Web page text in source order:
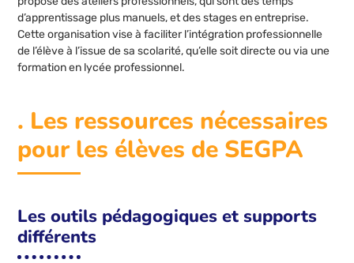
d’apprentissage plus manuels, et des stages en entreprise.
Cette organisation vise à faciliter l’intégration professionnelle
de l’élève à l’issue de sa scolarité, qu’elle soit directe ou via une
formation en lycée professionnel.
. Les ressources nécessaires
pour les élèves de SEGPA
Les outils pédagogiques et supports
différents